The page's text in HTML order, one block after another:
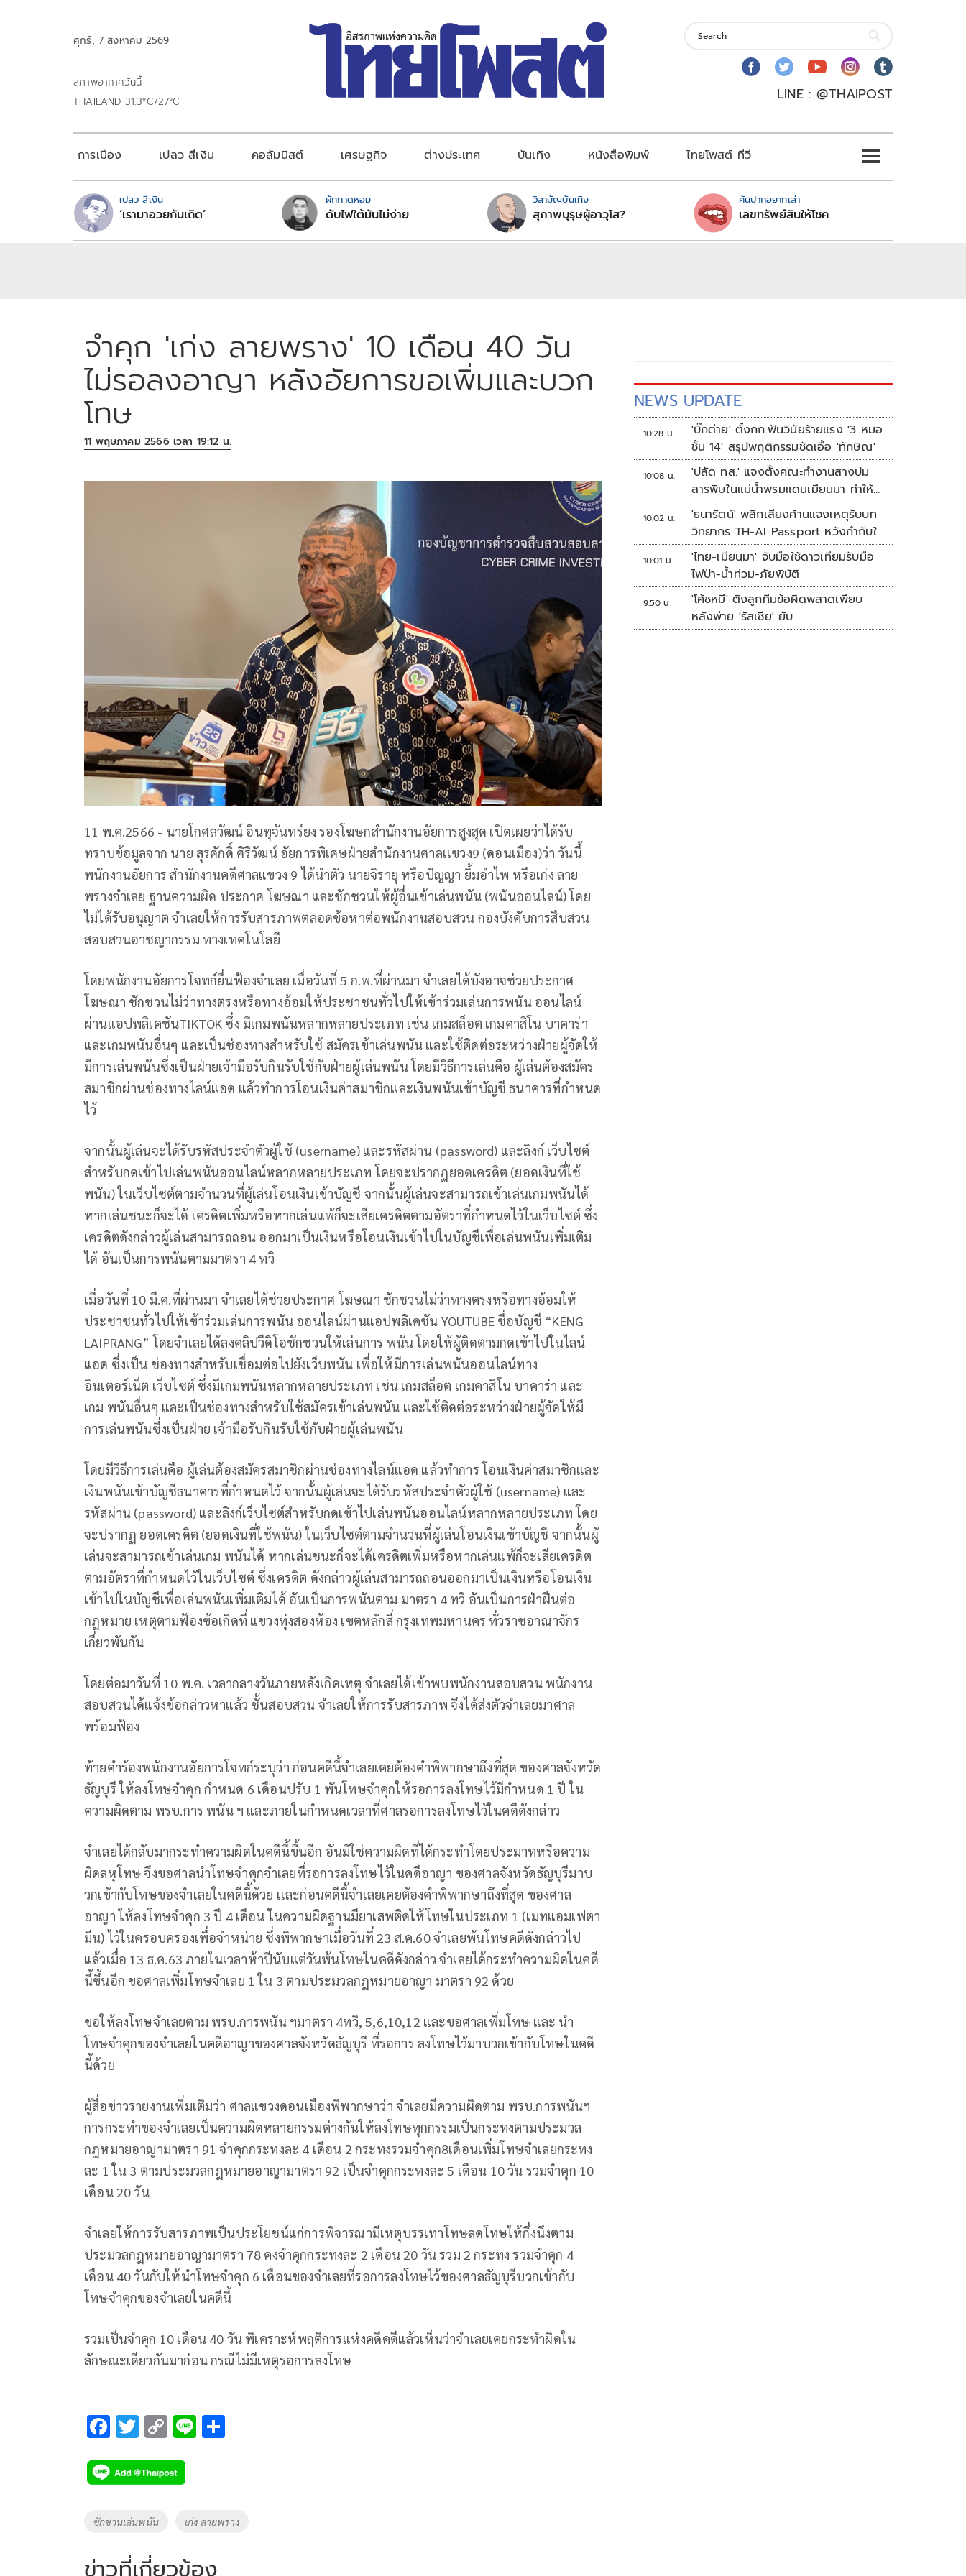
ศุกร์, 7 สิงหาคม 2569
สภาพอากาศวันนี้
THAILAND 31.3°C/27°C
LINE : @THAIPOST
การเมือง เปลว สีเงิน คอลัมนิสต์ เศรษฐกิจ ต่างประเทศ บันเทิง หนังสือพิมพ์ ไทยโพสต์ ทีวี
เปลว สีเงิน
‘เรามาอวยกันเถิด’
ผักกาดหอม
ดับไฟใต้มันไม่ง่าย
วิสามัญบันเทิง
สุภาพบุรุษผู้อาวุโส?
คันปากอยากเล่า
เลขทรัพย์สินให้โชค
จำคุก 'เก่ง ลายพราง' 10 เดือน 40 วัน
ไม่รอลงอาญา หลังอัยการขอเพิ่มและบวก
โทษ
11 พฤษภาคม 2566 เวลา 19:12 น.
11 พ.ค.2566 - นายโกศลวัฒน์ อินทุจันทร์ยง รองโฆษกสำนักงานอัยการสูงสุด เปิดเผยว่าได้รับ
ทราบข้อมูลจาก นาย สุรศักดิ์ ศิริวัฒน์ อัยการพิเศษฝ่ายสำนักงานศาลเเขวง9 (ดอนเมือง)ว่า วันนี้
พนักงานอัยการ สํานักงานคดีศาลแขวง 9 ได้นำตัว นายจิรายุ หรือปัญญา ยิ้มอำไพ หรือเก่ง ลาย
พรางจําเลย ฐานความผิด ประกาศ โฆษณา และชักชวนให้ผู้อื่นเข้าเล่นพนัน (พนันออนไลน์) โดย
ไม่ได้รับอนุญาต จําเลยให้การรับสารภาพตลอดข้อหาต่อพนักงานสอบสวน กองบังคับการสืบสวน
สอบสวนอาชญากรรม ทางเทคโนโลยี
โดยพนักงานอัยการโจทก์ยื่นฟ้องจําเลย เมื่อวันที่ 5 ก.พ.ที่ผ่านมา จําเลยได้บังอาจช่วยประกาศ
โฆษณา ชักชวนไม่ว่าทางตรงหรือทางอ้อมให้ประชาชนทั่วไปให้เข้าร่วมเล่นการพนัน ออนไลน์
ผ่านแอปพลิเคชันTIKTOK ซึ่ง มีเกมพนันหลากหลายประเภท เช่น เกมสล็อต เกมคาสิโน บาคาร่า
และเกมพนันอื่นๆ และเป็นช่องทางสำหรับใช้ สมัครเข้าเล่นพนัน และใช้ติดต่อระหว่างฝ่ายผู้จัดให้
มีการเล่นพนันซึ่งเป็นฝ่ายเจ้ามือรับกินรับใช้กับฝ่ายผู้เล่นพนัน โดยมีวิธีการเล่นคือ ผู้เล่นต้องสมัคร
สมาชิกผ่านช่องทางไลน์แอด แล้วทำการโอนเงินค่าสมาชิกและเงินพนันเข้าบัญชี ธนาคารที่กำหนด
ไว้
จากนั้นผู้เล่นจะได้รับรหัสประจำตัวผู้ใช้ (username) และรหัสผ่าน (password) และลิงก์ เว็บไซต์
สำหรับกดเข้าไปเล่นพนันออนไลน์หลากหลายประเภท โดยจะปรากฏยอดเครดิต (ยอดเงินที่ใช้
พนัน) ในเว็บไซต์ตามจำนวนที่ผู้เล่นโอนเงินเข้าบัญชี จากนั้นผู้เล่นจะสามารถเข้าเล่นเกมพนันได้
หากเล่นชนะก็จะได้ เครดิตเพิ่มหรือหากเล่นแพ้ก็จะเสียเครดิตตามอัตราที่กำหนดไว้ในเว็บไซต์ ซึ่ง
เครดิตดังกล่าวผู้เล่นสามารถถอน ออกมาเป็นเงินหรือโอนเงินเข้าไปในบัญชีเพื่อเล่นพนันเพิ่มเติม
ได้ อันเป็นการพนันตามมาตรา 4 ทวิ
เมื่อวันที่ 10 มี.ค.ที่ผ่านมา จําเลยได้ช่วยประกาศ โฆษณา ชักชวนไม่ว่าทางตรงหรือทางอ้อมให้
ประชาชนทั่วไปให้เข้าร่วมเล่นการพนัน ออนไลน์ผ่านแอปพลิเคชัน YOUTUBE ชื่อบัญชี “KENG
LAIPRANG” โดยจำเลยได้ลงคลิปวีดิโอชักชวนให้เล่นการ พนัน โดยให้ผู้ติดตามกดเข้าไปในไลน์
แอด ซึ่งเป็น ช่องทางสำหรับเชื่อมต่อไปยังเว็บพนัน เพื่อให้มีการเล่นพนันออนไลน์ทาง
อินเตอร์เน็ต เว็บไซต์ ซึ่งมีเกมพนันหลากหลายประเภท เช่น เกมสล็อต เกมคาสิโน บาคาร่า และ
เกม พนันอื่นๆ และเป็นช่องทางสำหรับใช้สมัครเข้าเล่นพนัน และใช้ติดต่อระหว่างฝ่ายผู้จัดให้มี
การเล่นพนันซึ่งเป็นฝ่าย เจ้ามือรับกินรับใช้กับฝ่ายผู้เล่นพนัน
โดยมีวิธีการเล่นคือ ผู้เล่นต้องสมัครสมาชิกผ่านช่องทางไลน์แอด แล้วทำการ โอนเงินค่าสมาชิกและ
เงินพนันเข้าบัญชีธนาคารที่กำหนดไว้ จากนั้นผู้เล่นจะได้รับรหัสประจำตัวผู้ใช้ (username) และ
รหัสผ่าน (password) และลิงก์เว็บไซต์สำหรับกดเข้าไปเล่นพนันออนไลน์หลากหลายประเภท โดย
จะปรากฏ ยอดเครดิต (ยอดเงินที่ใช้พนัน) ในเว็บไซต์ตามจำนวนที่ผู้เล่นโอนเงินเข้าบัญชี จากนั้นผู้
เล่นจะสามารถเข้าเล่นเกม พนันได้ หากเล่นชนะก็จะได้เครดิตเพิ่มหรือหากเล่นแพ้ก็จะเสียเครดิต
ตามอัตราที่กำหนดไว้ในเว็บไซต์ ซึ่งเครดิต ดังกล่าวผู้เล่นสามารถถอนออกมาเป็นเงินหรือโอนเงิน
เข้าไปในบัญชีเพื่อเล่นพนันเพิ่มเติมได้ อันเป็นการพนันตาม มาตรา 4 ทวิ อันเป็นการฝ่าฝืนต่อ
กฎหมาย เหตุตามฟ้องข้อเกิดที่ แขวงทุ่งสองห้อง เขตหลักสี่ กรุงเทพมหานคร ทั่วราชอาณาจักร
เกี่ยวพันกัน
โดยต่อมาวันที่ 10 พ.ค. เวลากลางวันภายหลังเกิดเหตุ จำเลยได้เข้าพบพนักงานสอบสวน พนักงาน
สอบสวนได้แจ้งข้อกล่าวหาแล้ว ชั้นสอบสวน จำเลยให้การรับสารภาพ จึงได้ส่งตัวจำเลยมาศาล
พร้อมฟ้อง
ท้ายคำร้องพนักงานอัยการโจทก์ระบุว่า ก่อนคดีนี้จำเลยเคยต้องคำพิพากษาถึงที่สุด ของศาลจังหวัด
ธัญบุรี ให้ลงโทษจำคุก กำหนด 6 เดือนปรับ 1 พันโทษจำคุกให้รอการลงโทษไว้มีกำหนด 1 ปี ใน
ความผิดตาม พรบ.การ พนัน ฯ และภายในกำหนดเวลาที่ศาลรอการลงโทษไว้ในคดีดังกล่าว
จำเลยได้กลับมากระทำความผิดในคดีนี้ขึ้นอีก อันมิใช่ความผิดที่ได้กระทำโดยประมาทหรือความ
ผิดลหุโทษ จึงขอศาลนำโทษจำคุกจำเลยที่รอการลงโทษไว้ในคดีอาญา ของศาลจังหวัดธัญบุรีมาบ
วกเข้ากับโทษของจำเลยในคดีนี้ด้วย เเละก่อนคดีนี้จำเลยเคยต้องคำพิพากษาถึงที่สุด ของศาล
อาญา ให้ลงโทษจำคุก 3 ปี 4 เดือน ในความผิดฐานมียาเสพติดให้โทษในประเภท 1 (เมทแอมเฟตา
มีน) ไว้ในครอบครองเพื่อจำหน่าย ซึ่งพิพากษาเมื่อวันที่ 23 ส.ค.60 จำเลยพ้นโทษคดีดังกล่าวไป
แล้วเมื่อ 13 ธ.ค.63 ภายในเวลาห้าปีนับแต่วันพ้นโทษในคดีดังกล่าว จำเลยได้กระทำความผิดในคดี
นี้ขึ้นอีก ขอศาลเพิ่มโทษจำเลย 1 ใน 3 ตามประมวลกฎหมายอาญา มาตรา 92 ด้วย
ขอให้ลงโทษจำเลยตาม พรบ.การพนัน ฯมาตรา 4ทวิ, 5,6,10,12 และขอศาลเพิ่มโทษ และ นำ
โทษจำคุกของจำเลยในคดีอาญาของศาลจังหวัดธัญบุรี ที่รอการ ลงโทษไว้มาบวกเข้ากับโทษในคดี
นี้ด้วย
ผู้สื่อข่าวรายงานเพิ่มเติมว่า ศาลแขวงดอนเมืองพิพากษาว่า จำเลยมีความผิดตาม พรบ.การพนันฯ
การกระทำของจำเลยเป็นความผิดหลายกรรมต่างกันให้ลงโทษทุกกรรมเป็นกระทงตามประมวล
กฎหมายอาญามาตรา 91 จำคุกกระทงละ 4 เดือน 2 กระทงรวมจำคุก8เดือนเพิ่มโทษจำเลยกระทง
ละ 1 ใน 3 ตามประมวลกฎหมายอาญามาตรา 92 เป็นจำคุกกระทงละ 5 เดือน 10 วัน รวมจำคุก 10
เดือน 20 วัน
จำเลยให้การรับสารภาพเป็นประโยชน์แก่การพิจารณามีเหตุบรรเทาโทษลดโทษให้กึ่งนึงตาม
ประมวลกฎหมายอาญามาตรา 78 คงจำคุกกระทงละ 2 เดือน 20 วัน รวม 2 กระทง รวมจำคุก 4
เดือน 40 วันกับให้นำโทษจำคุก 6 เดือนของจำเลยที่รอการลงโทษไว้ของศาลธัญบุรีบวกเข้ากับ
โทษจำคุกของจำเลยในคดีนี้
รวมเป็นจำคุก 10 เดือน 40 วัน พิเคราะห์พฤติการแห่งคดีคดีแล้วเห็นว่าจำเลยเคยกระทำผิดใน
ลักษณะเดียวกันมาก่อน กรณีไม่มีเหตุรอการลงโทษ
F
e
b
o
k
T
tt
er
C
p
y
Li
k
Li
Tags
ชักชวนเล่นพนัน เก่ง ลายพราง
ข่าวที่เกี่ยวข้อง
NEWS UPDATE
10:28 น.
'บิ๊กต่าย' ตั้งกก.ฟันวินัยร้ายแรง '3 หมอ
ชั้น 14' สรุปพฤติกรรมชัดเอื้อ 'ทักษิณ'
10:08 น.
'ปลัด ทส.' แจงตั้งคณะทำงานสางปม
สารพิษในแม่น้ำพรมแดนเมียนมา ทำให้
แก้ปัญหารวดเร็ว
10:02 น.
'ธนารัตน์' พลิกเสียงค้านแจงเหตุรับบท
วิทยากร TH-AI Passport หวังกำกับใช้
งบเหมาะสม ชูจุดเด่นคนไทยได้ใช้ AI
ระดับโปร ลดเหลื่อมล้ำทางเทคโนโลยี
เซฟงบไปกว่า900ล้าน เชื่อหากใช้เต็มที่
เอกชนขาดทุนย่อยยับ
10:01 น.
'ไทย-เมียนมา' จับมือใช้ดาวเทียมรับมือ
ไฟป่า-น้ำท่วม-ภัยพิบัติ
9:50 น.
'โค้ชหมี' ติงลูกทีมข้อผิดพลาดเพียบ
หลังพ่าย 'รัสเซีย' ยับ